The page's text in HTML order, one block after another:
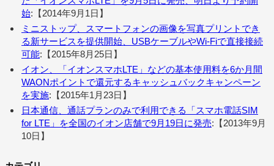
始:【2014年9月1日】
ミニストップ、スマートフォンの画像を写真プリントでき
る新サービスを提供開始、USBケーブルやWi-Fiで直接接続
可能:【2015年8月25日】
イオン、「イオンスマホLTE」などの基本使用料を6か月間
WAONポイントで還元するキャッシュバックキャンペーン
を実施:【2015年1月23日】
日本通信、通話プランのみで利用できる「スマホ電話SIM
for LTE」を全国のイオン店舗で9月19日に発売:【2013年9月
10日】